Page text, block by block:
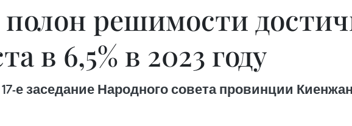
решимости
в 6,5% в 2023 году
е заседание Народного совета провинции